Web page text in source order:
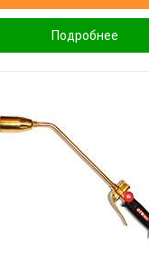
Подробнее